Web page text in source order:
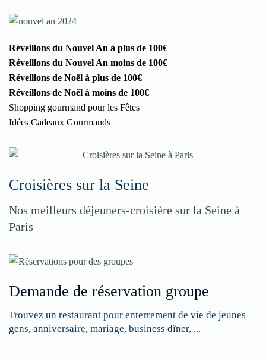
Réveillons du Nouvel An à plus de 100€
Réveillons du Nouvel An moins de 100€
Réveillons de Noël à plus de 100€
Réveillons de Noël à moins de 100€
Shopping gourmand pour les Fêtes
Idées Cadeaux Gourmands
Croisières sur la Seine
Nos meilleurs déjeuners-croisière sur la Seine à
Paris
Demande de réservation groupe
Trouvez un restaurant pour enterrement de vie de jeunes
gens, anniversaire, mariage, business dîner, ...